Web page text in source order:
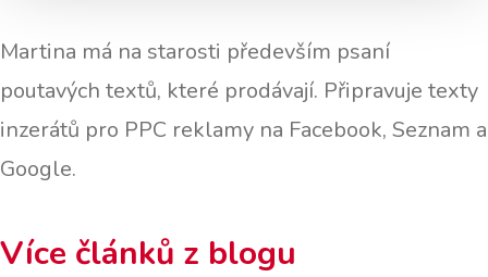
Martina má na starosti především psaní
poutavých textů, které prodávají. Připravuje texty
inzerátů pro PPC reklamy na Facebook, Seznam a
Google.
Více článků z blogu